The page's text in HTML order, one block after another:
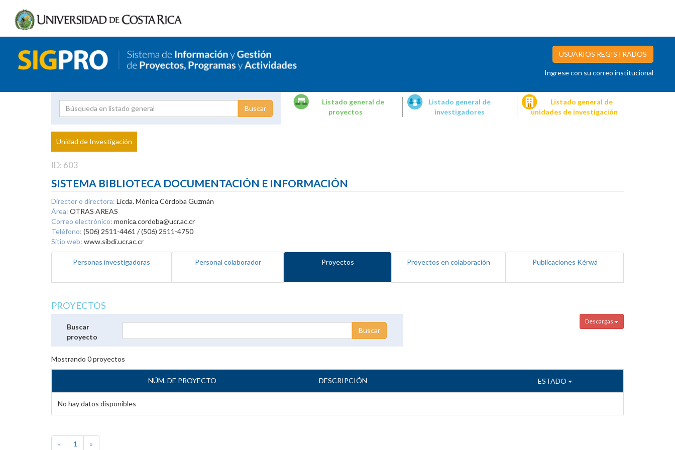
USUARIOS REGISTRADOS
Ingrese con su correo institucional
Proyecto
Investigador
Listado general de
proyectos
Listado general de
investigadores
Listado general de
unidades de investigación
Unidad de Investigación
ID: 603
SISTEMA BIBLIOTECA DOCUMENTACIÓN E INFORMACIÓN
Director o directora: Licda. Mónica Córdoba Guzmán
Área: OTRAS AREAS
Correo electrónico: monica.cordoba@ucr.ac.cr
Teléfono: (506) 2511-4461 / (506) 2511-4750
Sitio web: www.sibdi.ucr.ac.cr
Personas investigadoras Personal colaborador Proyectos Proyectos en colaboración Publicaciones Kérwá
PROYECTOS
Descargas
Buscar
proyecto
Mostrando 0proyectos
NÚM. DE PROYECTO DESCRIPCIÓN ESTADO
No hay datos disponibles
« 1 »